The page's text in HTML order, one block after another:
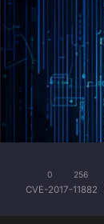
0 256
CVE-2017-11882